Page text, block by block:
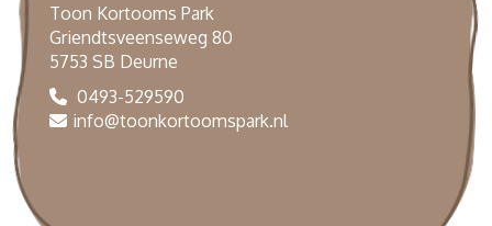
Toon Kortooms Park
Griendtsveenseweg 80
5753 SB Deurne
0493-529590
info@toonkortoomspark.nl